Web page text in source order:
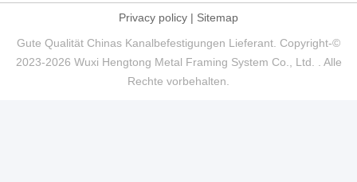
Privacy policy | Sitemap
Gute Qualität Chinas Kanalbefestigungen Lieferant. Copyright-©
2023-2026 Wuxi Hengtong Metal Framing System Co., Ltd. . Alle
Rechte vorbehalten.